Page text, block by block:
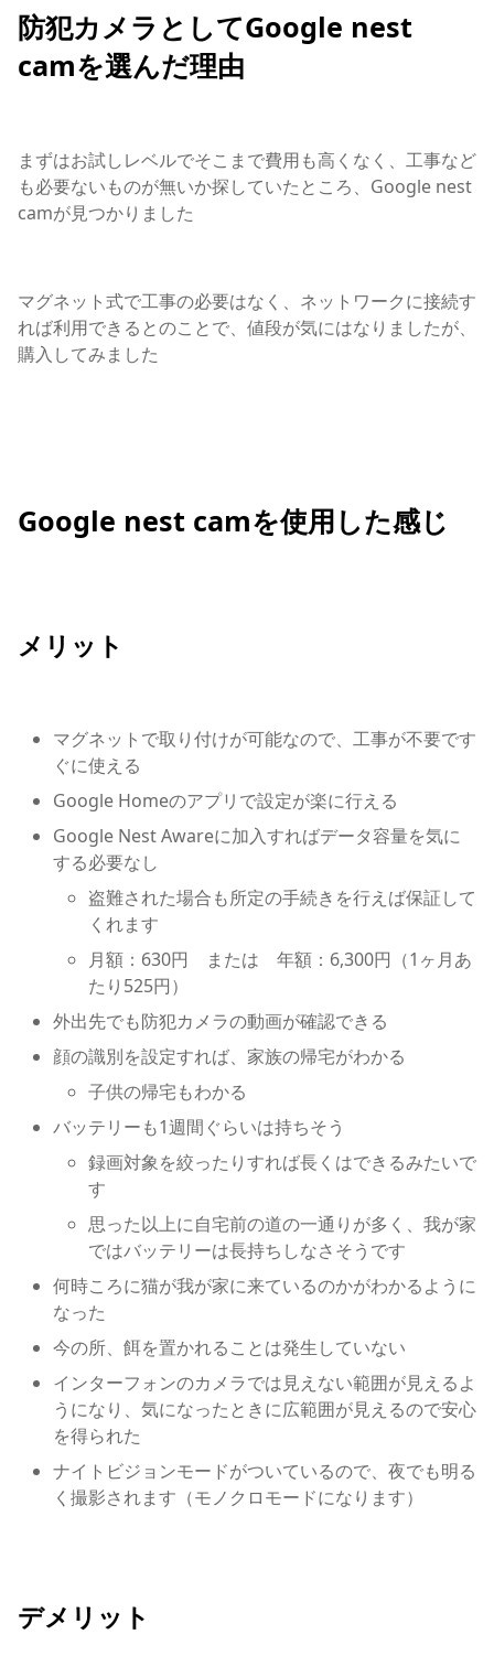
防犯カメラとしてGoogle nest
camを選んだ理由
まずはお試しレベルでそこまで費用も高くなく、工事など
も必要ないものが無いか探していたところ、Google nest
camが見つかりました
マグネット式で工事の必要はなく、ネットワークに接続す
れば利用できるとのことで、値段が気にはなりましたが、
購入してみました
Google nest camを使用した感じ
メリット
マグネットで取り付けが可能なので、工事が不要です
ぐに使える
Google Homeのアプリで設定が楽に行える
Google Nest Awareに加入すればデータ容量を気に
する必要なし
盗難された場合も所定の手続きを行えば保証して
くれます
月額：630円 または 年額：6,300円（1ヶ月あ
たり525円）
外出先でも防犯カメラの動画が確認できる
顔の識別を設定すれば、家族の帰宅がわかる
子供の帰宅もわかる
バッテリーも1週間ぐらいは持ちそう
録画対象を絞ったりすれば長くはできるみたいで
す
思った以上に自宅前の道の一通りが多く、我が家
ではバッテリーは長持ちしなさそうです
何時ころに猫が我が家に来ているのかがわかるように
なった
今の所、餌を置かれることは発生していない
インターフォンのカメラでは見えない範囲が見えるよ
うになり、気になったときに広範囲が見えるので安心
を得られた
ナイトビジョンモードがついているので、夜でも明る
く撮影されます（モノクロモードになります）
デメリット